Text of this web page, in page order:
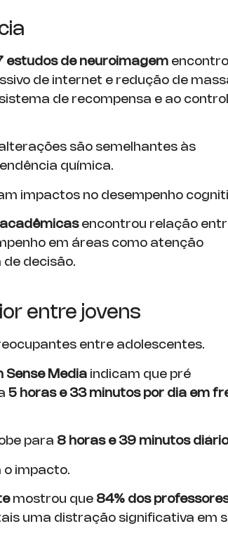
estudos de neuroimagem
de internet e redução de
de recompensa e ao
são semelhantes às
química.
impactos no desempenho
encontrou relação
em áreas como atenção
decisão.
entre jovens
entre adolescentes.
Sense Media indicam que pré
5 horas e 33 minutos por dia em
para 8 horas e 39 minutos
o impacto.
mostrou que 84% dos
uma distração significativa em